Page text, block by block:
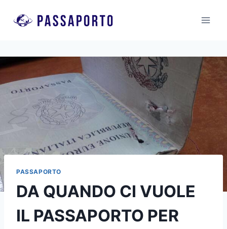
PASSAPORTO
DA QUANDO CI VUOLE
IL PASSAPORTO PER